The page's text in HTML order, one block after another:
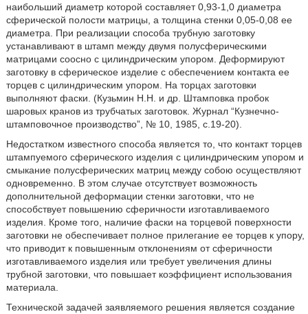
наибольший диаметр которой составляет 0,93-1,0 диаметра
сферической полости матрицы, а толщина стенки 0,05-0,08 ее
диаметра. При реализации способа трубную заготовку
устанавливают в штамп между двумя полусферическими
матрицами соосно с цилиндрическим упором. Деформируют
заготовку в сферическое изделие с обеспечением контакта ее
торцев с цилиндрическим упором. На торцах заготовки
выполняют фаски. (Кузьмин Н.Н. и др. Штамповка пробок
шаровых кранов из трубчатых заготовок. Журнал “Кузнечно-
штамповочное производство”, № 10, 1985, с.19-20).
Недостатком известного способа является то, что контакт торцев
штампуемого сферического изделия с цилиндрическим упором и
смыкание полусферических матриц между собою осуществляют
одновременно. В этом случае отсутствует возможность
дополнительной деформации стенки заготовки, что не
способствует повышению сферичности изготавливаемого
изделия. Кроме того, наличие фаски на торцевой поверхности
заготовки не обеспечивает полное прилегание ее торцев к упору,
что приводит к повышенным отклонениям от сферичности
изготавливаемого изделия или требует увеличения длины
трубной заготовки, что повышает коэффициент использования
материала.
Технической задачей заявляемого решения является создание